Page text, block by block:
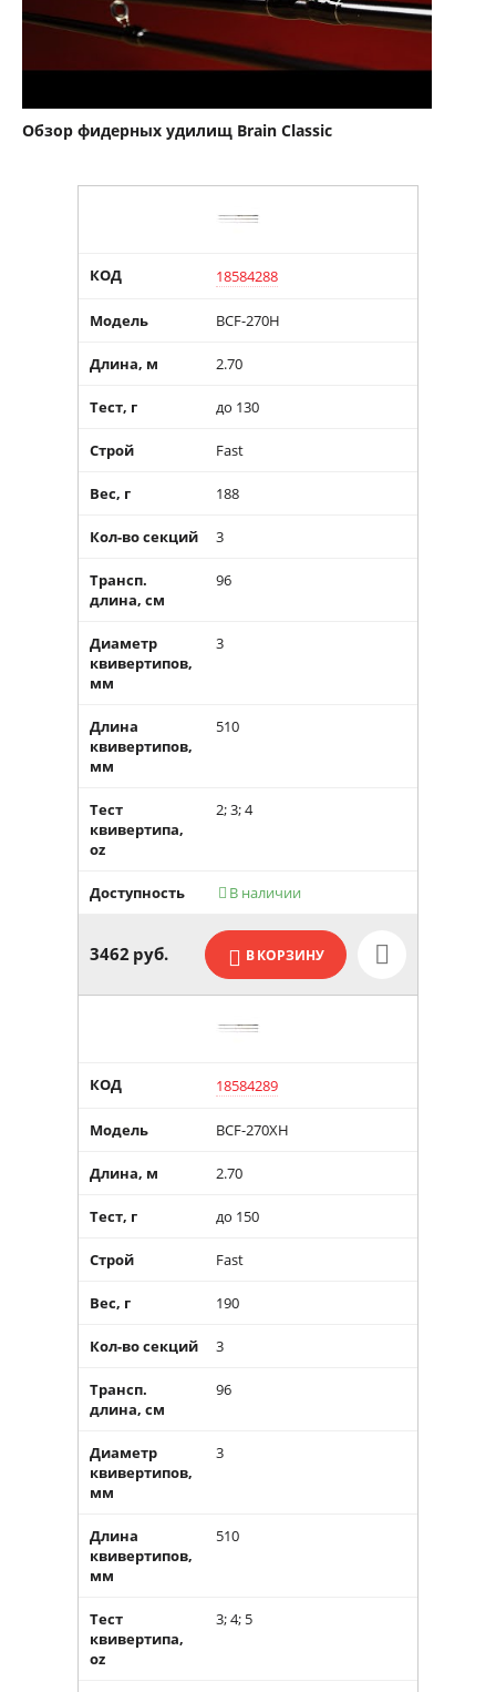
Обзор фидерных удилищ Brain Classic
КОД 18584288
Модель BCF-270H
Длина, м 2.70
Тест, г до 130
Строй Fast
Вес, г 188
Кол-во секций 3
Трансп.
длина, см
96
Диаметр
квивертипов,
мм
3
Длина
квивертипов,
мм
510
Тест
квивертипа,
oz
2; 3; 4
Доступность В наличии

3462 руб. В КОРЗИНУ
КОД 18584289
Модель BCF-270XH
Длина, м 2.70
Тест, г до 150
Строй Fast
Вес, г 190
Кол-во секций 3
Трансп.
длина, см
96
Диаметр
квивертипов,
мм
3
Длина
квивертипов,
мм
510
Тест
квивертипа,
oz
3; 4; 5